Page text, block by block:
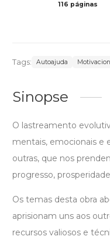
116 páginas
Tags: Autoajuda
Sinopse
O lastreamento
mentais, emocionais e
outras, que nos
progresso,
Os temas desta obra
aprisionam uns aos
recursos valiosos e